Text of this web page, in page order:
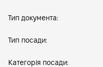
Тип документа:
Тип посади:
Категорія посади: